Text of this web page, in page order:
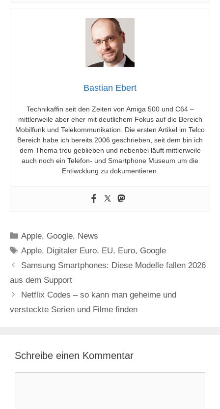
Bastian Ebert
Technikaffin seit den Zeiten von Amiga 500 und C64 –
mittlerweile aber eher mit deutlichem Fokus auf die Bereich
Mobilfunk und Telekommunikation. Die ersten Artikel im Telco
Bereich habe ich bereits 2006 geschrieben, seit dem bin ich
dem Thema treu geblieben und nebenbei läuft mittlerweile
auch noch ein Telefon- und Smartphone Museum um die
Entiwcklung zu dokumentieren.
Kategorien
Apple, Google, News
Schlagwörter
Apple, Digitaler Euro, EU, Euro, Google
Samsung Smartphones: Diese Modelle fallen 2026
aus dem Support
Netflix Codes – so kann man geheime und
versteckte Serien und Filme finden
Schreibe einen Kommentar